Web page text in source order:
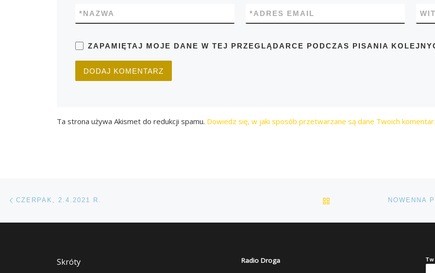
NAZWA
* ADRES EMAIL
*
ZAPAMIĘTAJ MOJE DANE W TEJ PRZEGLĄDARCE PODCZAS PISANIA
Ta strona używa Akismet do redukcji spamu. Dowiedz się, w jaki sposób przetwarzane są dane Twoich
Przeglądanie Wpisów
CZERPAK, 2.4.2021 R. POWRÓT DO LISTY
Skróty Radio Droga